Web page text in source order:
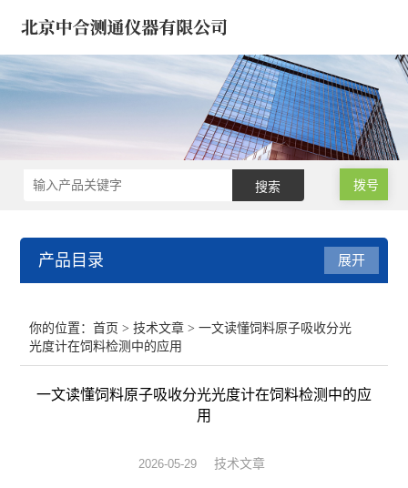
拨号
产品目录
气相色谱仪/气象色谱仪
原子吸收分光光度计 光谱
展开
你的位置：首页 >技术文章 > 一文读懂饲料原子吸收分光
光度计在饲料检测中的应用
一文读懂饲料原子吸收分光光度计在饲料检测中的应
用
2026-05-29 技术文章